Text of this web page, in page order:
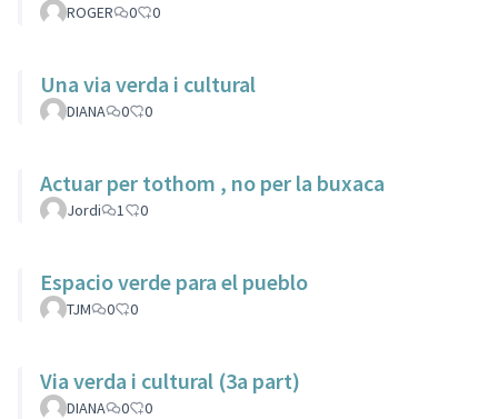
ROGER 0 0
Una via verda i cultural
DIANA 0 0
Actuar per tothom , no per la buxaca
Jordi 1 0
Espacio verde para el pueblo
TJM 0 0
Via verda i cultural (3a part)
DIANA 0 0